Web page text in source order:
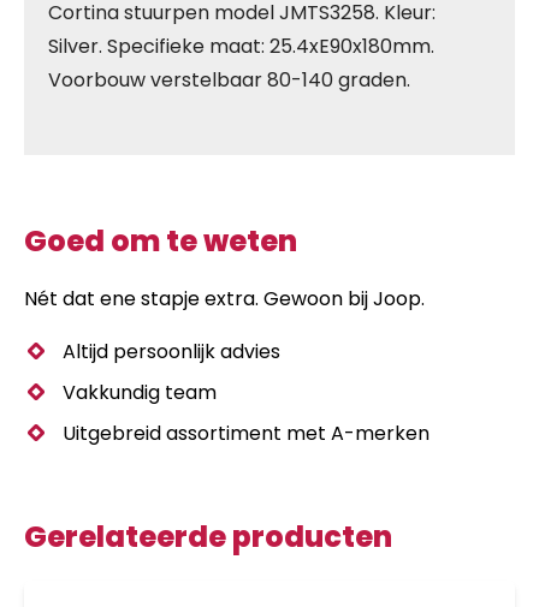
Cortina stuurpen model JMTS3258. Kleur:
Silver. Specifieke maat: 25.4xE90x180mm.
Voorbouw verstelbaar 80-140 graden.
Goed om te weten
Nét dat ene stapje extra. Gewoon bij Joop.
Altijd persoonlijk advies
Vakkundig team
Uitgebreid assortiment met A-merken
Gerelateerde producten